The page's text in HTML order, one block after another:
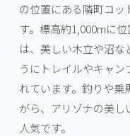
の位置にある隣町コ
す。標高約1,000mに
は、美しい木立や沼な
うにトレイルやキャン
れています。釣りや乗
がら、アリゾナの美
人気です。